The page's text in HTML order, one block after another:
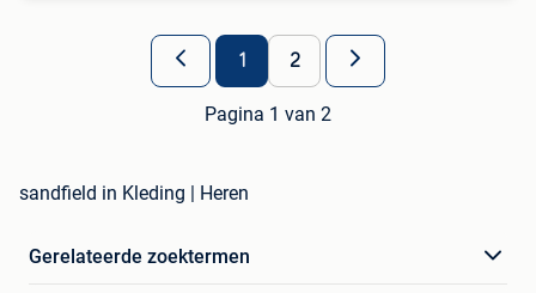
1 2
Pagina 1 van 2
sandfield in Kleding | Heren
Gerelateerde zoektermen